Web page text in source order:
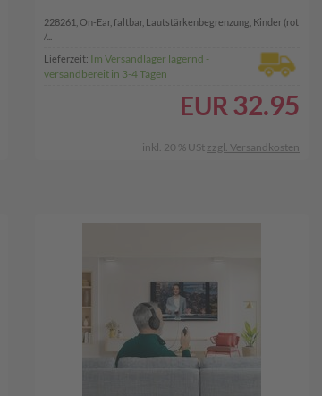
228261, On-Ear, faltbar, Lautstärkenbegrenzung, Kinder (rot
/...
Lieferzeit: Im Versandlager lagernd -
versandbereit in 3-4 Tagen
EUR 32.95
inkl. 20 % USt zzgl. Versandkosten